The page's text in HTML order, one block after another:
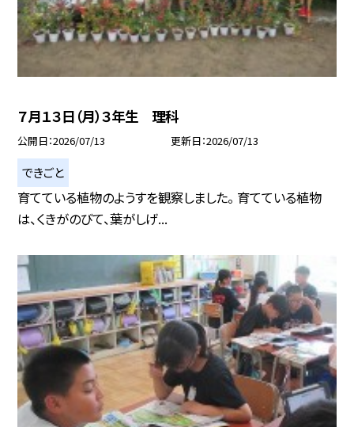
７月１３日（月）３年生 理科
公開日 2026/07/13 更新日 2026/07/13
できごと
育てている植物のようすを観察しました。 育てている植物
は、くきがのびて、葉がしげ...